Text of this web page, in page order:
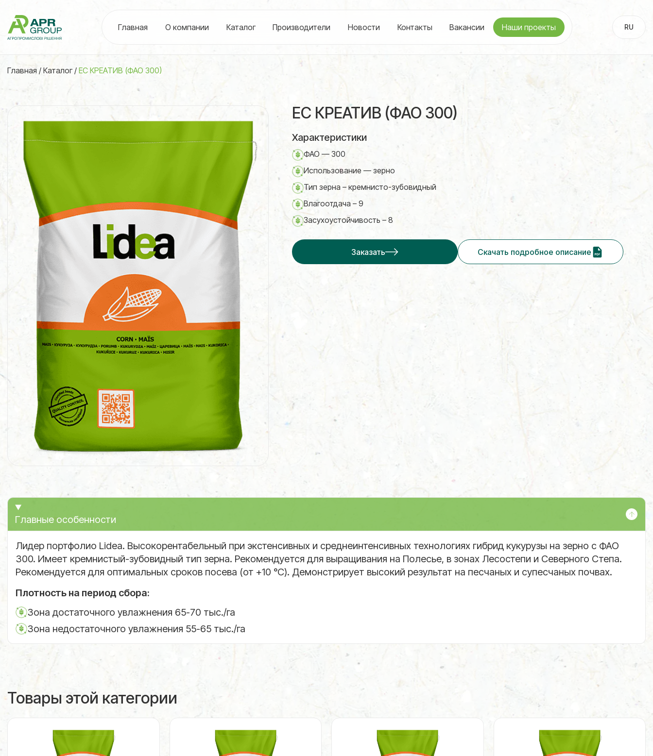
Главная О компании Каталог Производители Новости Контакты Вакансии Наши проекты RU
Главная / Каталог/ ЕС КРЕАТИВ (ФАО 300)
ЕС КРЕАТИВ (ФАО 300)
Характеристики
ФАО — 300
Использование — зерно
Тип зерна – кремнисто-зубовидный
Влагоотдача – 9
Засухоустойчивость – 8
Заказать Скачать подробное описание
Главные особенности
Лидер портфолио Lidea. Высокорентабельный при экстенсивных и среднеинтенсивных технологиях гибрид кукурузы на зерно с ФАО
300. Имеет кремнистый-зубовидный тип зерна. Рекомендуется для выращивания на Полесье, в зонах Лесостепи и Северного Степа.
Рекомендуется для оптимальных сроков посева (от +10 °С). Демонстрирует высокий результат на песчаных и супесчаных почвах.
Плотность на период сбора:
Зона достаточного увлажнения 65-70 тыс./га
Зона недостаточного увлажнения 55-65 тыс./га
Товары этой категории